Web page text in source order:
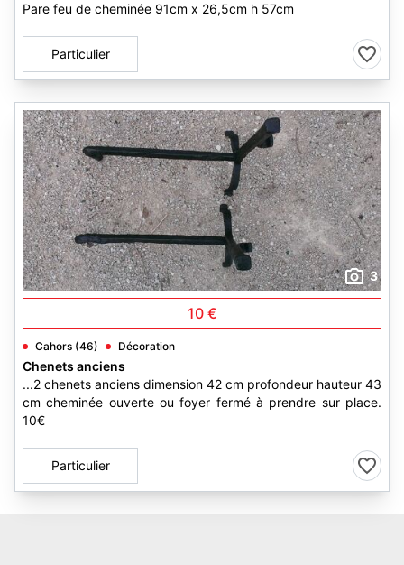
Pare feu de cheminée 91cm x 26,5cm h 57cm
Particulier
3
10 €
Cahors (46) Décoration
Chenets anciens
...2 chenets anciens dimension 42 cm profondeur hauteur 43
cm cheminée ouverte ou foyer fermé à prendre sur place.
10€
Particulier